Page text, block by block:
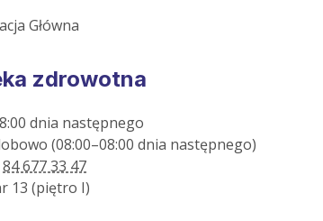
Główna
zdrowotna
dnia następnego
(08:00–08:00 dnia następnego)
84 677 33 47
13 (piętro I)